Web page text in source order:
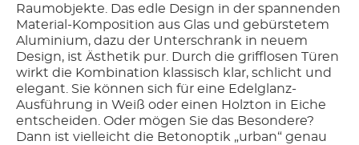
Raumobjekte. Das edle Design in der spannenden
Material-Komposition aus Glas und gebürstetem
Aluminium, dazu der Unterschrank in neuem
Design, ist Ästhetik pur. Durch die grifflosen Türen
wirkt die Kombination klassisch klar, schlicht und
elegant. Sie können sich für eine Edelglanz-
Ausführung in Weiß oder einen Holzton in Eiche
entscheiden. Oder mögen Sie das Besondere?
Dann ist vielleicht die Betonoptik „urban“ genau